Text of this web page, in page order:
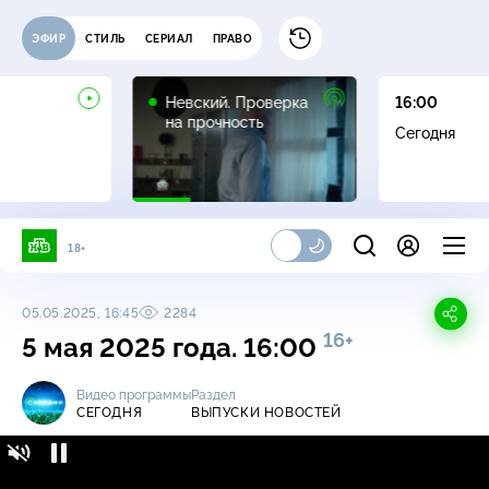
ЭФИР СТИЛЬ СЕРИАЛ ПРАВО
Невский. Проверка
на прочность
16+
16:00
Сегодня
18+
05.05.2025, 16:45 2284
5 мая 2025 года. 16:00 16+
Видео программы
СЕГОДНЯ
Раздел
ВЫПУСКИ НОВОСТЕЙ